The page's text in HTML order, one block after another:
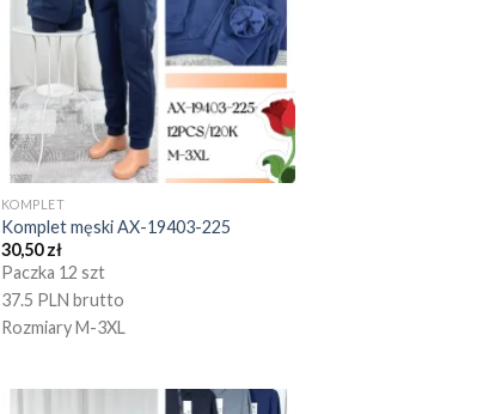
KOMPLET
Komplet męski AX-19403-225
30,50zł
Paczka 12 szt
37.5 PLN brutto
Rozmiary M-3XL